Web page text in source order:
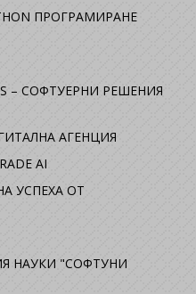
ПРОГРАМИРАНЕ
– СОФТУЕРНИ РЕШЕНИЯ
АГЕНЦИЯ
AI
УСПЕХА ОТ
НАУКИ "СОФТУНИ